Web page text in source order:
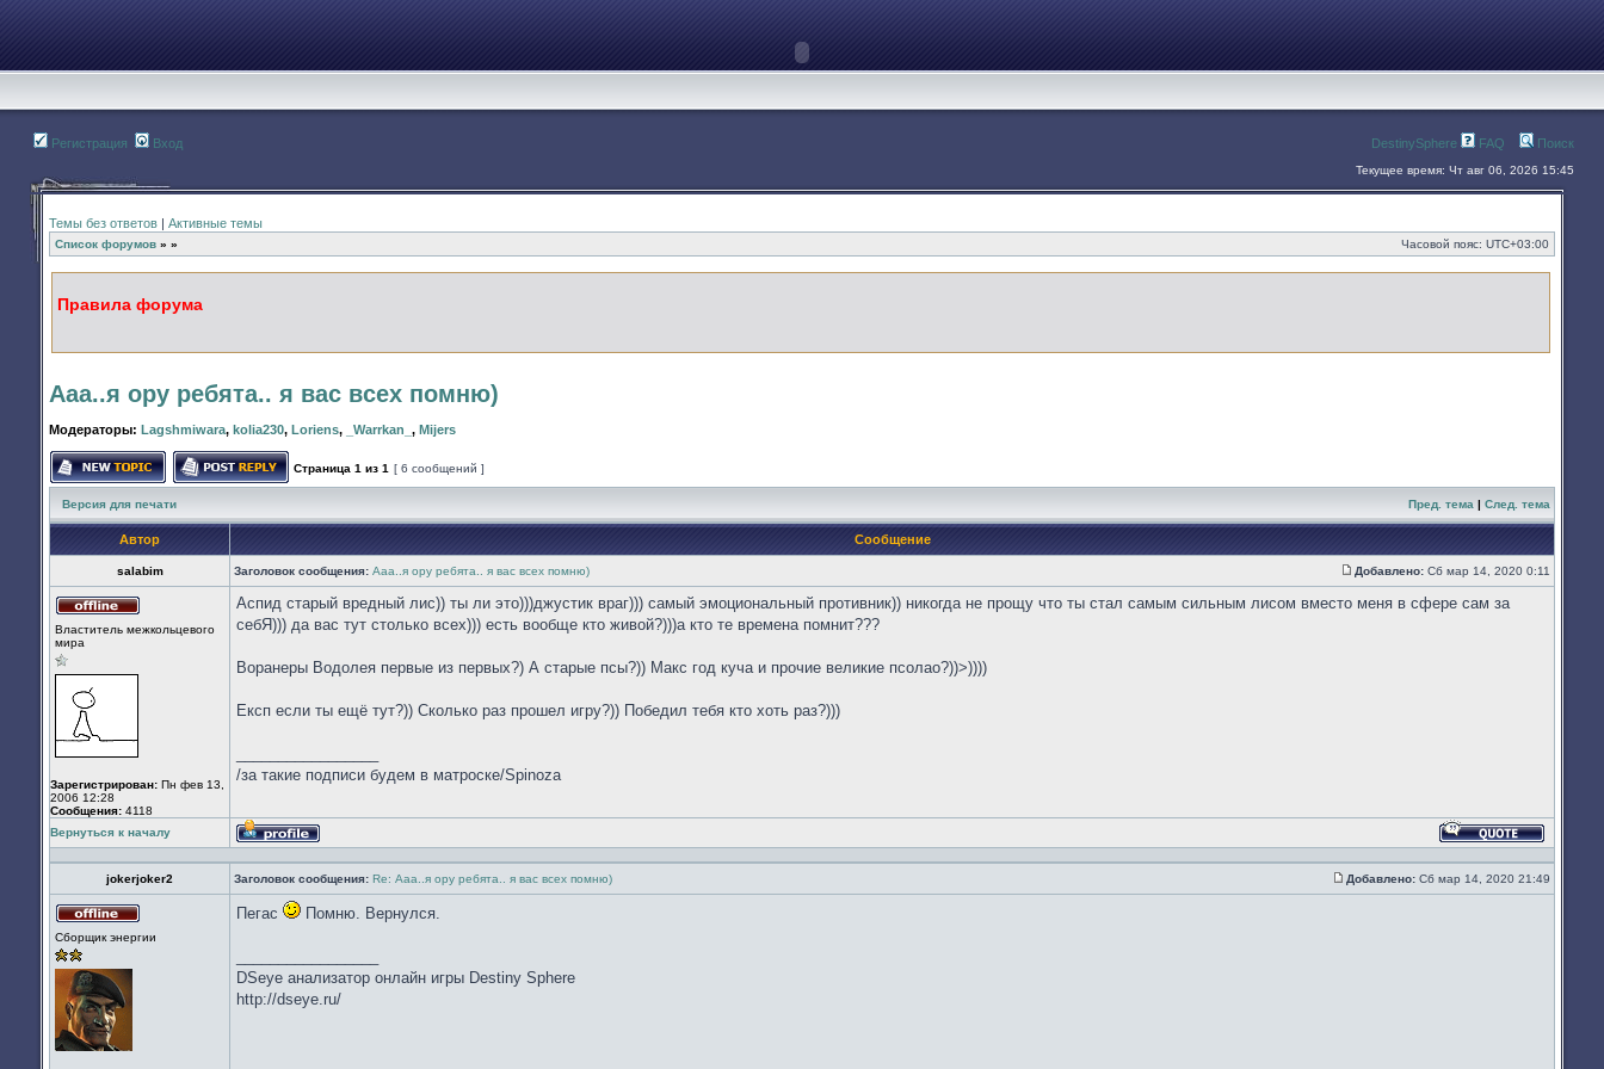
Регистрация Вход DestinySphere FAQ Поиск
Текущее время: Чт авг 06, 2026 15:45
Темы без ответов | Активные темы
Список форумов » » Часовой пояс: UTC+03:00
Правила форума
Ааа..я ору ребята.. я вас всех помню)
Модераторы: Lagshmiwara, kolia230, Loriens, _Warrkan_ , Mijers
Начать новую тему Ответить на тему
Страница 1 из 1 [ 6 сообщений ]
Версия для печати Пред. тема | След. тема
Автор Сообщение
salabim Заголовок сообщения: Ааа..я ору ребята.. я вас всех помню)
Сообщение
Добавлено: Сб мар 14, 2020 0:11
в
Властитель межкольцевого
мира
Зарегистрирован: Пн фев 13,
2006 12:28
Сообщения: 4118
Аспид старый вредный лис)) ты ли это)))джустик враг))) самый эмоциональный противник)) никогда не прощу что ты стал самым сильным лисом вместо меня в сфере сам за
себЯ))) да вас тут столько всех))) есть вообще кто живой?)))а кто те времена помнит???
Воранеры Водолея первые из первых?) А старые псы?)) Макс год куча и прочие великие псолао?))>))))
Експ если ты ещё тут?)) Сколько раз прошел игру?)) Победил тебя кто хоть раз?)))
/за такие подписи будем в матроске/Spinoza
Вернуться к началу
Профиль
Ответить
с
цитатой
jokerjoker2 Заголовок сообщения: Re: Ааа..я ору ребята.. я вас всех помню)
Сообщение
Добавлено: Сб мар 14, 2020 21:49
в
Сборщик энергии
Пегас Помню. Вернулся.
DSeye анализатор онлайн игры Destiny Sphere
http://dseye.ru/